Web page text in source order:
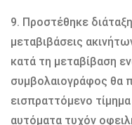
9. Προστέθηκε
μεταβιβάσεις
κατά τη μεταβίβαση
συμβολαιογράφος θα
εισπραττόμενο
αυτόματα τυχόν